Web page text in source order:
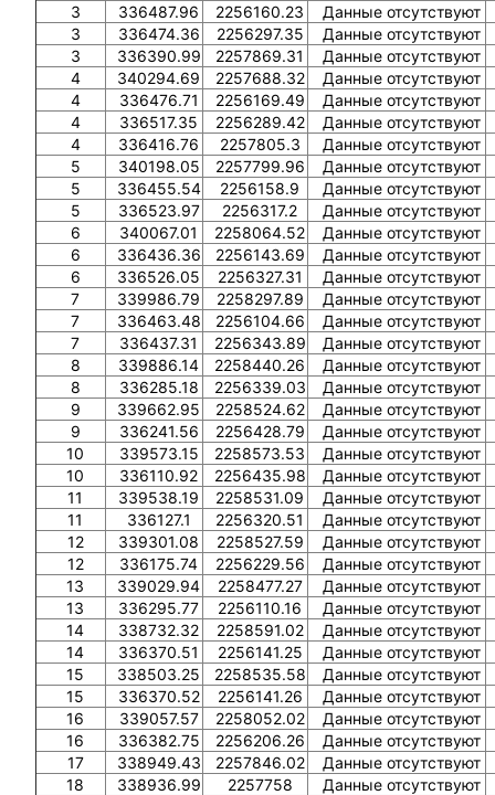
3
336487.96 2256160.23
Данные отсутствуют
3
336474.36 2256297.35
Данные отсутствуют
3
336390.99 2257869.31
Данные отсутствуют
4
340294.69 2257688.32
Данные отсутствуют
4
336476.71 2256169.49
Данные отсутствуют
4
336517.35 2256289.42
Данные отсутствуют
4
336416.76 2257805.3
Данные отсутствуют
5
340198.05 2257799.96
Данные отсутствуют
5
336455.54 2256158.9
Данные отсутствуют
5
336523.97 2256317.2
Данные отсутствуют
6
340067.01 2258064.52
Данные отсутствуют
6
336436.36 2256143.69
Данные отсутствуют
6
336526.05 2256327.31
Данные отсутствуют
7
339986.79 2258297.89
Данные отсутствуют
7
336463.48 2256104.66
Данные отсутствуют
7
336437.31 2256343.89
Данные отсутствуют
8
339886.14 2258440.26
Данные отсутствуют
8
336285.18 2256339.03
Данные отсутствуют
9
339662.95 2258524.62
Данные отсутствуют
9
336241.56 2256428.79
Данные отсутствуют
10
339573.15 2258573.53
Данные отсутствуют
10
336110.92 2256435.98
Данные отсутствуют
11
339538.19 2258531.09
Данные отсутствуют
11
336127.1 2256320.51
Данные отсутствуют
12
339301.08 2258527.59
Данные отсутствуют
12
336175.74 2256229.56
Данные отсутствуют
13
339029.94 2258477.27
Данные отсутствуют
13
336295.77 2256110.16
Данные отсутствуют
14
338732.32 2258591.02
Данные отсутствуют
14
336370.51 2256141.25
Данные отсутствуют
15
338503.25 2258535.58
Данные отсутствуют
15
336370.52 2256141.26
Данные отсутствуют
16
339057.57 2258052.02
Данные отсутствуют
16
336382.75 2256206.26
Данные отсутствуют
17
338949.43 2257846.02
Данные отсутствуют
18
338936.99 2257758
Данные отсутствуют